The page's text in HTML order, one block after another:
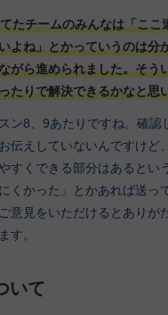
たチームのみんなは「ここ
よね」とかっていうのは分
がら進められました。そう
たりで解決できるかなと思
ン8、9あたりですね。確認
伝えしていないんですけど
すくできる部分はあるとい
くかった」とかあれば送っ
意見をいただけるとありが
す。
いて